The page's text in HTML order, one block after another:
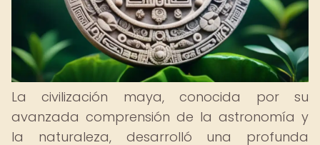
La civilización maya, conocida por su
avanzada comprensión de la astronomía y
la naturaleza, desarrolló una profunda